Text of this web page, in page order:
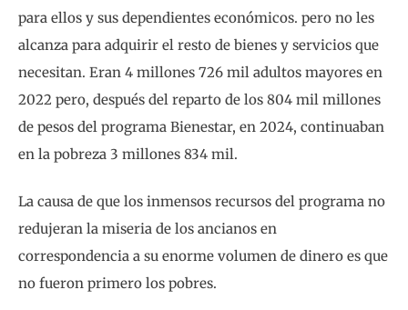
para ellos y sus dependientes económicos. pero no les
alcanza para adquirir el resto de bienes y servicios que
necesitan. Eran 4 millones 726 mil adultos mayores en
2022 pero, después del reparto de los 804 mil millones
de pesos del programa Bienestar, en 2024, continuaban
en la pobreza 3 millones 834 mil.
La causa de que los inmensos recursos del programa no
redujeran la miseria de los ancianos en
correspondencia a su enorme volumen de dinero es que
no fueron primero los pobres.